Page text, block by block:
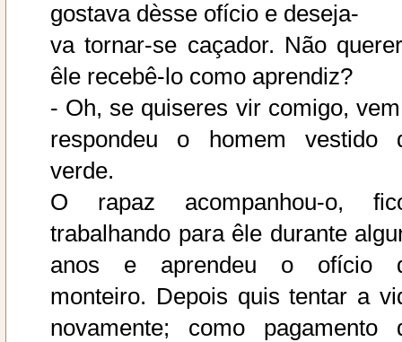
gostava dèsse ofício e deseja-
va tornar-se caçador. Não
êle recebê-lo como aprendiz?
- Oh, se quiseres vir comigo,
respondeu o homem vestido
verde.
O rapaz acompanhou-o,
trabalhando para êle durante
anos e aprendeu o ofício
monteiro. Depois quis tentar a
novamente; como pagamento